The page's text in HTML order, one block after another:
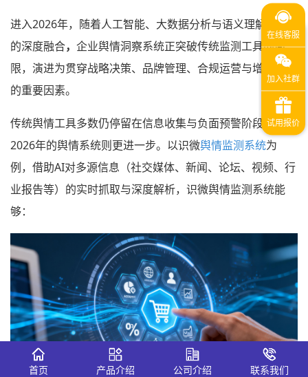
进入2026年，随着人工智能、大数据分析与语义理解技术
的深度融合， 企业舆情洞察系统正突破传统监测工具的局
限，演进为贯穿战略决策、品牌管理、合规运营与增长驱动
的重要因素。
传统舆情工具多数仍停留在信息收集与负面预警阶段，而
2026年的舆情系统则更进一步。以识微舆情监测系统为
例，借助AI对多源信息（社交媒体、新闻、论坛、视频、行
业报告等）的实时抓取与深度解析，识微舆情监测系统能
够：
首页 产品介绍 公司介绍 联系我们